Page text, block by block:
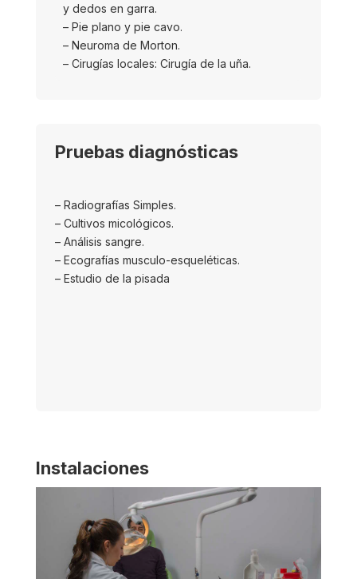
y dedos en garra.
– Pie plano y pie cavo.
– Neuroma de Morton.
– Cirugías locales: Cirugía de la uña.
Pruebas diagnósticas
– Radiografías Simples.
– Cultivos micológicos.
– Análisis sangre.
– Ecografías musculo-esqueléticas.
– Estudio de la pisada
Instalaciones